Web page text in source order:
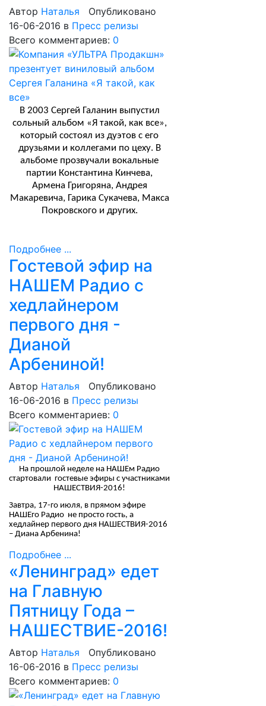
Автор Наталья
Опубликовано
16-06-2016 в Пресс релизы
Всего комментариев: 0
В 2003 Сергей Галанин выпустил
сольный альбом «Я такой, как все»,
который состоял из дуэтов с его
друзьями и коллегами по цеху. В
альбоме прозвучали вокальные
партии Константина Кинчева,
Армена Григоряна, Андрея
Макаревича, Гарика Сукачева, Макса
Покровского и других.
Подробнее ...
Гостевой эфир на
НАШЕМ Радио с
хедлайнером
первого дня -
Дианой
Арбениной!
Автор Наталья
Опубликовано
16-06-2016 в Пресс релизы
Всего комментариев: 0
На прошлой неделе на НАШЕм Радио
стартовали гостевые эфиры с участниками
НАШЕСТВИЯ-2016!
Завтра, 17-го июля, в прямом эфире
НАШЕго Радио не просто гость, а
хедлайнер первого дня НАШЕСТВИЯ-2016
– Диана Арбенина!
Подробнее ...
«Ленинград» едет
на Главную
Пятницу Года –
НАШЕСТВИЕ-2016!
Автор Наталья
Опубликовано
16-06-2016 в Пресс релизы
Всего комментариев: 0